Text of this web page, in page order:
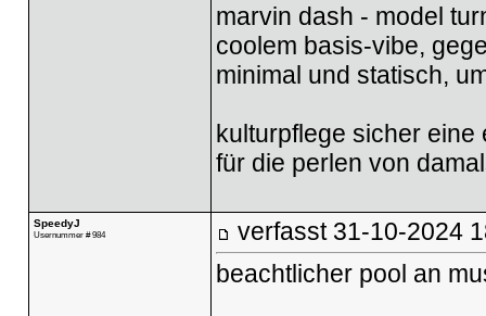
marvin dash - model
coolem basis-vibe,
minimal und statisch,
kulturpflege sicher
für die perlen von
SpeedyJ
Usernummer # 984 verfasst 31-10-2024
beachtlicher pool an